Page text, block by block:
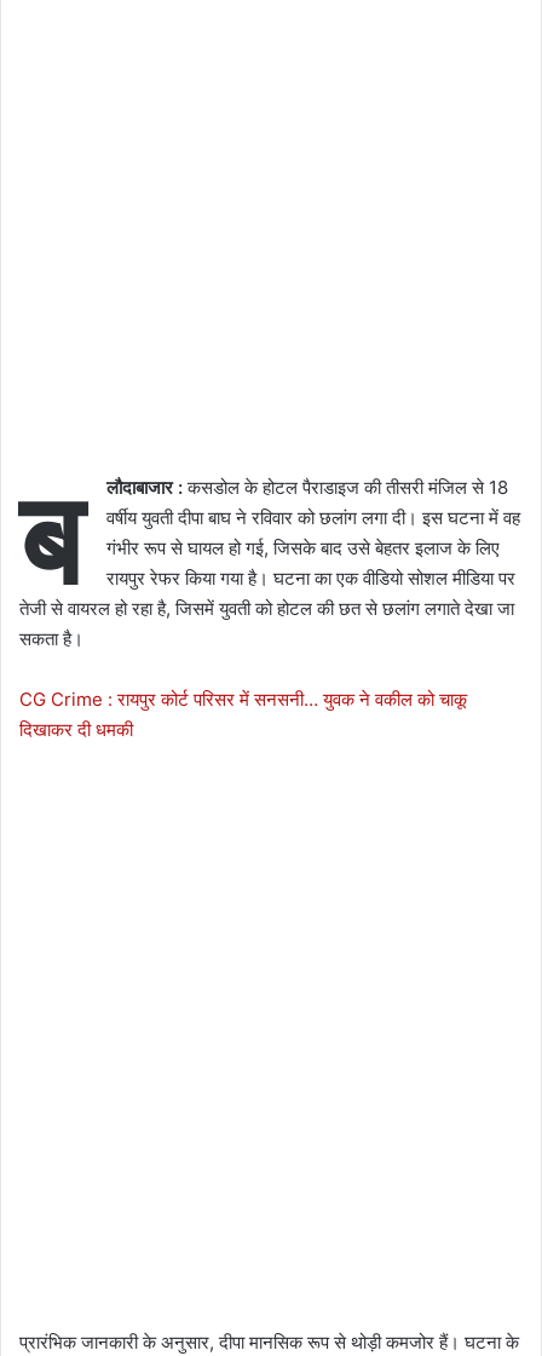
ब लौदाबाजार :कसडोल के होटल पैराडाइज की तीसरी मंजिल से 18
वर्षीय युवती दीपा बाघ ने रविवार को छलांग लगा दी। इस घटना में वह
गंभीर रूप से घायल हो गई, जिसके बाद उसे बेहतर इलाज के लिए
रायपुर रेफर किया गया है। घटना का एक वीडियो सोशल मीडिया पर
तेजी से वायरल हो रहा है, जिसमें युवती को होटल की छत से छलांग लगाते देखा जा
सकता है।
CG Crime : रायपुर कोर्ट परिसर में सनसनी… युवक ने वकील को चाकू
दिखाकर दी धमकी
प्रारंभिक जानकारी के अनुसार, दीपा मानसिक रूप से थोड़ी कमजोर हैं। घटना के